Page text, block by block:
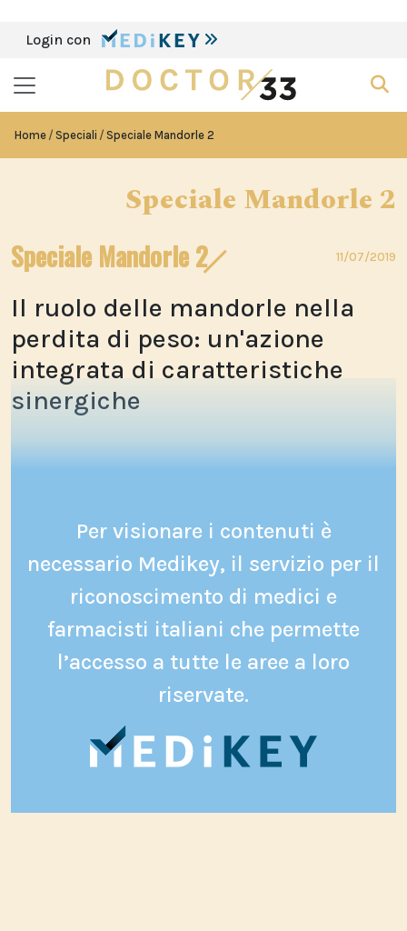
Login con
Home Speciali Speciale Mandorle 2
Speciale Mandorle 2
Speciale Mandorle 2 11/07/2019
Il ruolo delle mandorle nella
perdita di peso: un'azione
integrata di caratteristiche
sinergiche
Per visionare i contenuti è
necessario Medikey, il servizio per il
riconoscimento di medici e
farmacisti italiani che permette
l’accesso a tutte le aree a loro
riservate.